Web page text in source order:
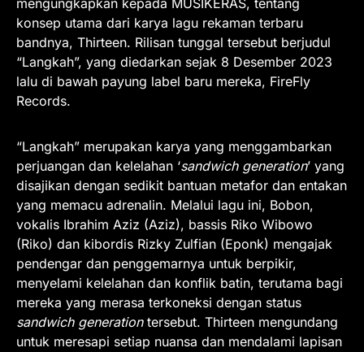
mengungkapkan kepada MUSIKERAS, tentang
konsep utama dari karya lagu rekaman terbaru
bandnya, Thirteen. Rilisan tunggal tersebut berjudul
“Langkah”, yang diedarkan sejak 8 Desember 2023
lalu di bawah payung label baru mereka, FireFly
Records.
“Langkah” merupakan karya yang menggambarkan
perjuangan dan kelelahan ‘sandwich generation’ yang
disajikan dengan sedikit bantuan metafor dan entakan
yang memacu adrenalin. Melalui lagu ini, Bobon,
vokalis Ibrahim Aziz (Aziz), bassis Riko Wibowo
(Riko) dan kibordis Rizky Zulfian (Eponk) mengajak
pendengar dan penggemarnya untuk berpikir,
menyelami kelelahan dan konflik batin, terutama bagi
mereka yang merasa terkoneksi dengan status
sandwich generationtersebut. Thirteen mengundang
untuk meresapi setiap nuansa dan mendalami lapisan